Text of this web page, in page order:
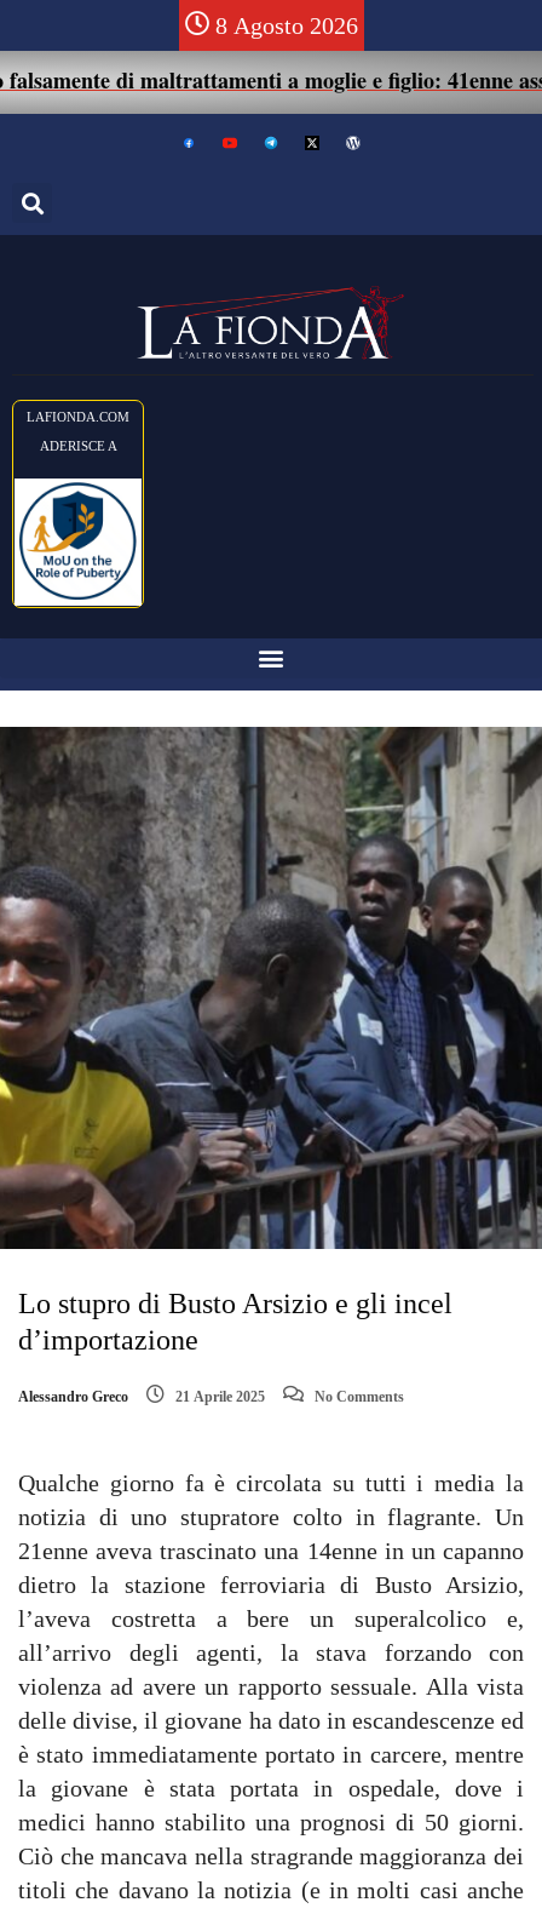
8 Agosto 2026
di maltrattamenti a moglie e figlio: 41enne assolto.
LAFIONDA.COM
ADERISCE A
Lo stupro di Busto Arsizio e gli incel
d’importazione
Alessandro Greco 21 Aprile 2025 No Comments
Qualche giorno fa è circolata su tutti i media la
notizia di uno stupratore colto in flagrante. Un
21enne aveva trascinato una 14enne in un capanno
dietro la stazione ferroviaria di Busto Arsizio,
l’aveva costretta a bere un superalcolico e,
all’arrivo degli agenti, la stava forzando con
violenza ad avere un rapporto sessuale. Alla vista
delle divise, il giovane ha dato in escandescenze ed
è stato immediatamente portato in carcere, mentre
la giovane è stata portata in ospedale, dove i
medici hanno stabilito una prognosi di 50 giorni.
Ciò che mancava nella stragrande maggioranza dei
titoli che davano la notizia (e in molti casi anche